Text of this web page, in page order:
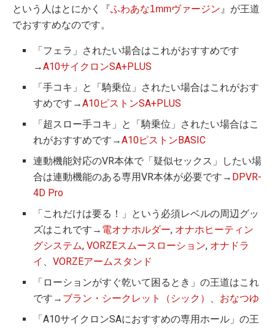
という人はとにかく『ふわあな1mmヴァージン 』が王道
でおすすめなのです。
「フェラ」されたい場合はこれがおすすめです
→A10サイクロンSA+PLUS
「手コキ」と「騎乗位」されたい場合はこれがおす
すめです→A10ピストンSA+PLUS
「超スロー手コキ」と「騎乗位」されたい場合はこ
れがおすすめです→A10ピストンBASIC
連動機能対応のVR本体で「疑似セックス」したい場
合は連動機能のある専用VR本体が必要です→ DPVR-
4D Pro
「これだけは要る！」という必須レベルの周辺グッ
ズはこれです→ 電オナホルダー, オナホヒーティン
グシステム,VORZEスムースローション, オナドラ
イ
、VORZEアームスタンド
「ローションがすぐ乾いて困るとき」の王道はこれ
です→ ブラン・シークレット（シック）
おなつゆ
「A10サイクロンSAにおすすめの専用ホール」の王